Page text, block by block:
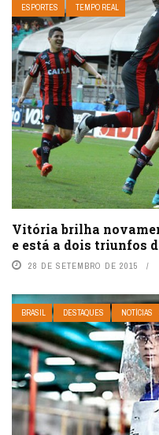
ESPORTES TEMPO REAL
Vitória brilha
e está a dois triunfos
28 DE SETEMBRO DE 2015
BRASIL DESTAQUES NOTÍCIAS